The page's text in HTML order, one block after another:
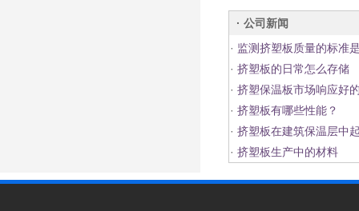
· 公司新闻
· 监测挤塑板质量的标准
· 挤塑板的日常怎么存储
· 挤塑保温板市场响应好
· 挤塑板有哪些性能？
· 挤塑板在建筑保温层中
· 挤塑板生产中的材料